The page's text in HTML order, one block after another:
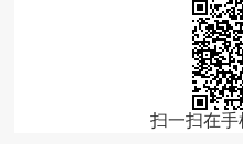
扫一扫在